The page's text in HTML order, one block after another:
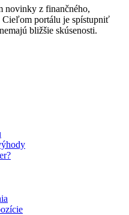
novinky z finančného,
Cieľom portálu je spístupniť
bližšie skúsenosti.